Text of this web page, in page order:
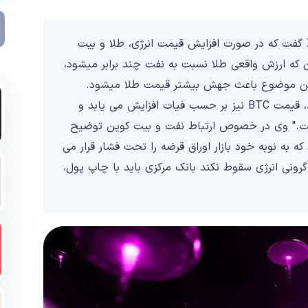
لوک گرومن، تحلیلگر بازارهای کلان با انتشار پستی در X گفت که در صورت افزایش قیمت انرژی، طلا و بیت
ارزش واقعی طلا نسبت به نفت چند برابر میشود،
موضوع باعث جهش بیشتر قیمت طلا میشود.
هنگامی که قیمت انرژی بر حسب فیات افزایش می یابد، قیمت BTC نیز بر حسب فیات افزایش می یابد و
است." وی در خصوص ارتباط نفت و بیت کوین توضیح
به نوبه خود بازار اوراق قرضه را تحت فشار قرار می
گرونی انرژی سقوط نکند بانک مرکزی باید با چاپ پول،